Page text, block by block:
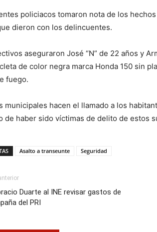
policiacos tomaron nota de los
dieron con los delincuentes.
aseguraron José “N” de 22 años y
de color negra marca Honda 150 sin
fuego.
municipales hacen el llamado a los
de haber sido víctimas de delito de estos
Asalto a transeunte Seguridad
Duarte al INE revisar gastos de
del PRI